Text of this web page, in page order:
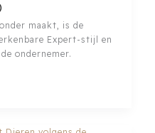
maakt, is de
Expert-stijl en
ondernemer.